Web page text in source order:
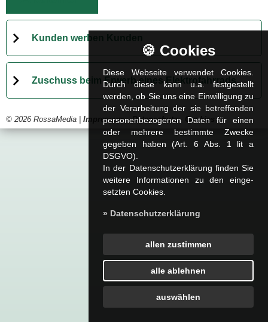
Kunden werben Kunden
Zuschuss beim Erwerb eines Elektrofahrrads
© 2026 RossaMedia | Impressum-Datenschutz- Cookies
🍪 Cookies
Diese Webseite verwendet Cookies.
Durch diese kann u.a. fest­ge­stellt
werden, ob Sie uns eine Einwilligung zu
der Verarbeitung der sie betreffenden
personenbezogenen Daten für einen
oder mehrere bestimmte Zwecke
gegeben haben (Art. 6 Abs. 1 lit a
DSGVO).
In der Datenschutzerklärung finden Sie
weitere Informationen zu den ein­ge­
setz­ten Cookies.
» Datenschutzerklärung
allen zustimmen
alle ablehnen
auswählen